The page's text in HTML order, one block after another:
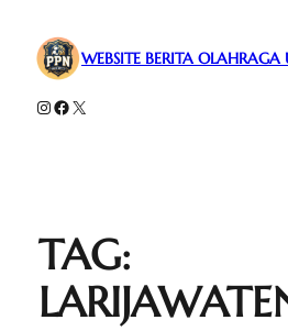
WEBSITE BERITA OLAHRAGA
Instagram
Facebook
X
TAG: